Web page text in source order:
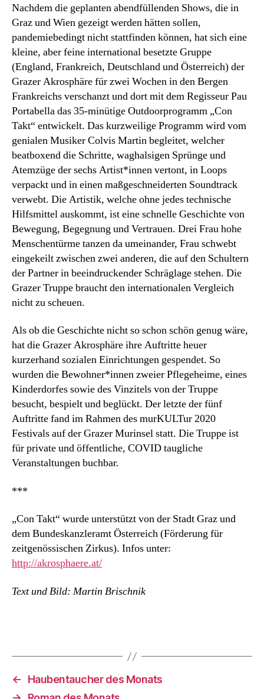
Nachdem die geplanten abendfüllenden Shows, die in
Graz und Wien gezeigt werden hätten sollen,
pandemiebedingt nicht stattfinden können, hat sich eine
kleine, aber feine international besetzte Gruppe
(England, Frankreich, Deutschland und Österreich) der
Grazer Akrosphäre für zwei Wochen in den Bergen
Frankreichs verschanzt und dort mit dem Regisseur Pau
Portabella das 35-minütige Outdoorprogramm „Con
Takt“ entwickelt. Das kurzweilige Programm wird vom
genialen Musiker Colvis Martin begleitet, welcher
beatboxend die Schritte, waghalsigen Sprünge und
Atemzüge der sechs Artist*innen vertont, in Loops
verpackt und in einen maßgeschneiderten Soundtrack
verwebt. Die Artistik, welche ohne jedes technische
Hilfsmittel auskommt, ist eine schnelle Geschichte von
Bewegung, Begegnung und Vertrauen. Drei Frau hohe
Menschentürme tanzen da umeinander, Frau schwebt
eingekeilt zwischen zwei anderen, die auf den Schultern
der Partner in beeindruckender Schräglage stehen. Die
Grazer Truppe braucht den internationalen Vergleich
nicht zu scheuen.
Als ob die Geschichte nicht so schon schön genug wäre,
hat die Grazer Akrosphäre ihre Auftritte heuer
kurzerhand sozialen Einrichtungen gespendet. So
wurden die Bewohner*innen zweier Pflegeheime, eines
Kinderdorfes sowie des Vinzitels von der Truppe
besucht, bespielt und beglückt. Der letzte der fünf
Auftritte fand im Rahmen des murKULTur 2020
Festivals auf der Grazer Murinsel statt. Die Truppe ist
für private und öffentliche, COVID taugliche
Veranstaltungen buchbar.
***
„Con Takt“ wurde unterstützt von der Stadt Graz und
dem Bundeskanzleramt Österreich (Förderung für
zeitgenössischen Zirkus). Infos unter:
http://akrosphaere.at/
Text und Bild: Martin Brischnik
←
Haubentaucher des Monats